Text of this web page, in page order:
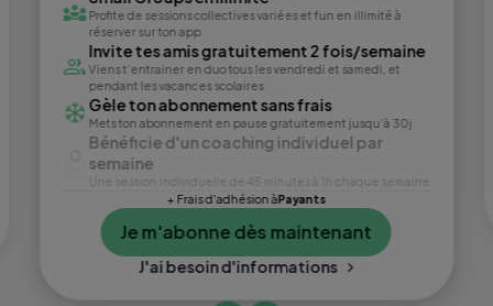
Profite de sessions collectives variées et fun en illimité à
réserver sur ton app
Invite tes amis gratuitement 2 fois/semaine
Viens t’entrainer en duo tous les vendredi et samedi, et
pendant les vacances scolaires
Gèle ton abonnement sans frais
Mets ton abonnement en pause gratuitement jusqu’à 30j
Bénéficie d'un coaching individuel par
semaine
Une session individuelle de 45 minutes à 1h chaque semaine
+ Frais d'adhésion àPayants
Je m'abonne dès maintenant
J'ai besoin d'informations